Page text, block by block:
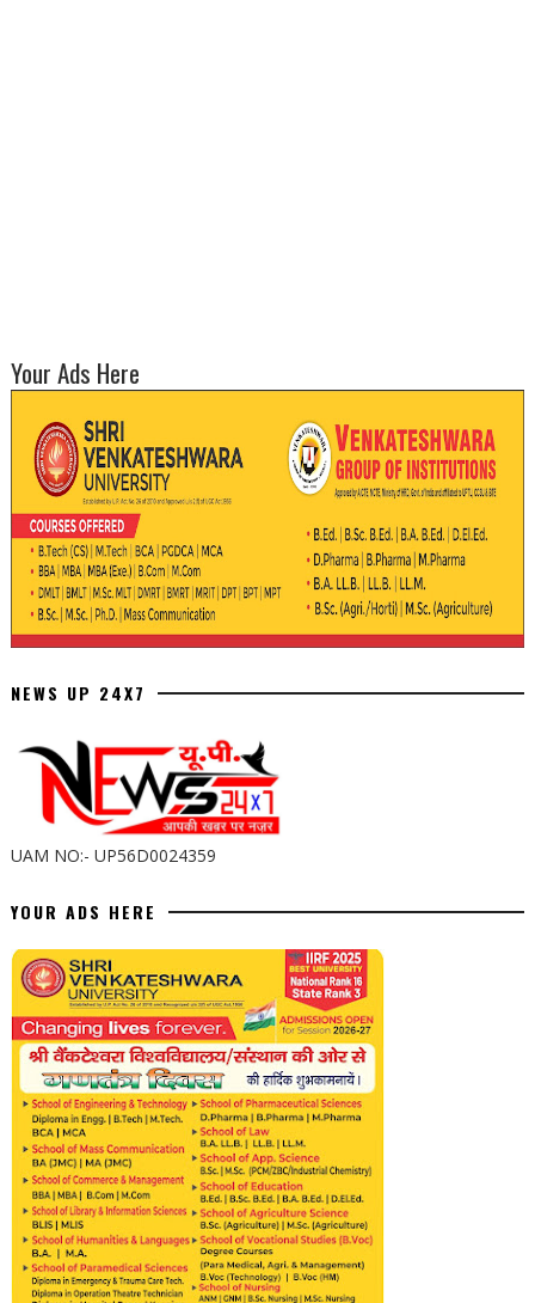
Your Ads Here
NEWS UP 24X7
UAM NO:- UP56D0024359
YOUR ADS HERE